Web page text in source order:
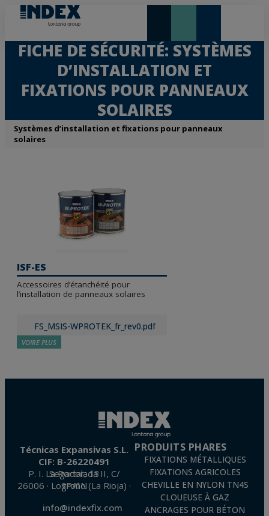
FICHE DE SÉCURITÉ: SYSTÈMES
D’INSTALLATION ET
FIXATIONS POUR PANNEAUX
SOLAIRES
Systèmes d’installation et fixations pour panneaux
solaires
ISF-ES
Accessoires d’étanchéité pour
l’installation de panneaux solaires
FS_MSIS-WPROTEK_fr_rev0.pdf
VOIRE PLUS
Técnicas Expansivas S.L.
CIF: B-26220491
P. I. La Portalada II, C/ Segador, 13
26006 · Logroño (La Rioja) · SPAIN
info@indexfix.com
PRODUITS PHARES
FIXATIONS MÉTALLIQUES
FIXATIONS AGRICOLES
CHEVILLE EN NYLON TN4S
CLOUEUSE À GAZ
ANCRAGES POUR BÉTON